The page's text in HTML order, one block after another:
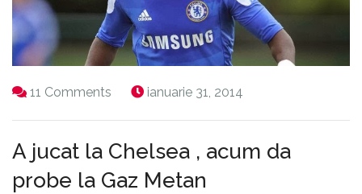
11 Comments ianuarie 31, 2014
A jucat la Chelsea , acum da
probe la Gaz Metan